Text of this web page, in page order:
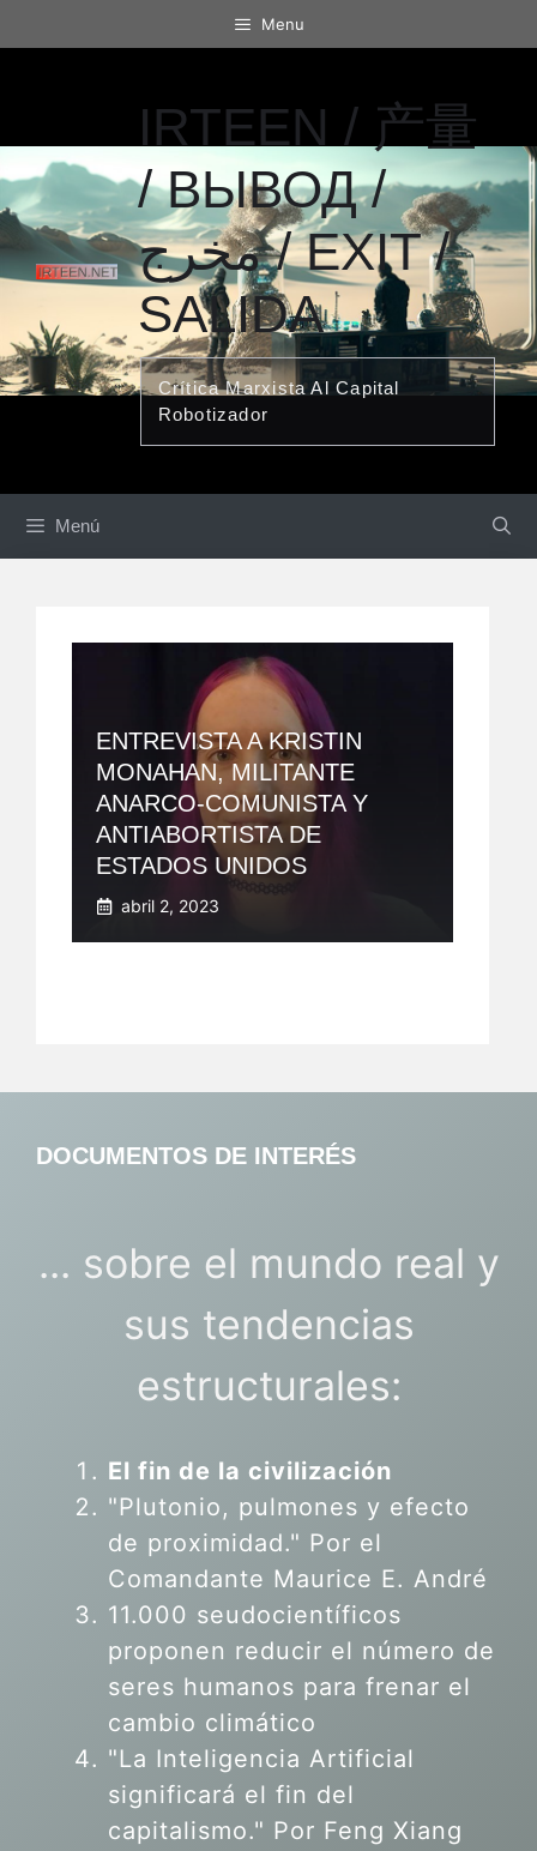
al
Menu
IRTEEN / 产量
/ ВЫВОД /
مخرج / EXIT /
SALIDA
Crítica Marxista Al Capital
Robotizador
Menú
ENTREVISTA A KRISTIN
MONAHAN, MILITANTE
ANARCO-COMUNISTA Y
ANTIABORTISTA DE
ESTADOS UNIDOS
abril 2, 2023
DOCUMENTOS DE INTERÉS
... sobre el mundo real y
sus tendencias
estructurales:
El fin de la civilización
"Plutonio, pulmones y efecto
de proximidad." Por el
Comandante Maurice E. André
11.000 seudocientíficos
proponen reducir el número de
seres humanos para frenar el
cambio climático
"La Inteligencia Artificial
significará el fin del
capitalismo." Por Feng Xiang